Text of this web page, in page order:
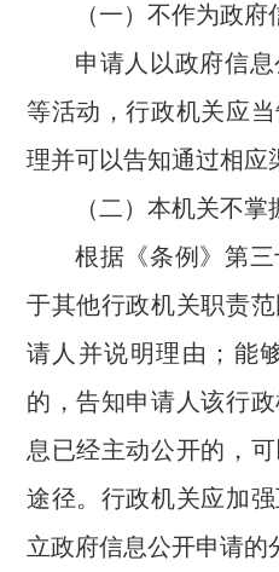
（一）不作为政府
申请人以政府信
等活动，行政机关应
理并可以告知通过相应
（二）本机关不掌
根据《条例》第
于其他行政机关职责
请人并说明理由；能
的，告知申请人该行
息已经主动公开的，
途径。行政机关应加
立政府信息公开申请的